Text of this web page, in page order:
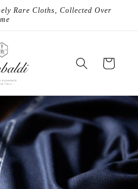
Rare Cloths, Collected Over
ー